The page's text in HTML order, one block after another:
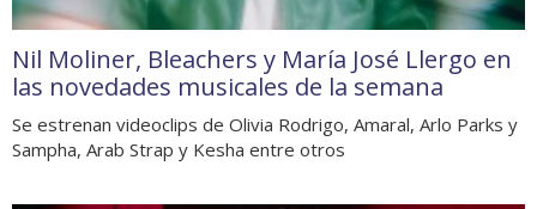
Nil Moliner, Bleachers y María José Llergo en
las novedades musicales de la semana
Se estrenan videoclips de Olivia Rodrigo, Amaral, Arlo Parks y
Sampha, Arab Strap y Kesha entre otros